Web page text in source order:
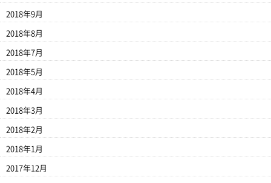
2018年9月
2018年8月
2018年7月
2018年5月
2018年4月
2018年3月
2018年2月
2018年1月
2017年12月